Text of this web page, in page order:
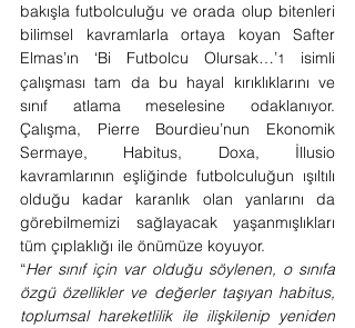
bakışla futbolculuğu ve orada olup bitenleri
bilimsel kavramlarla ortaya koyan Safter
Elmas’ın ‘Bi Futbolcu Olursak…’1
isimli
çalışması tam da bu hayal kırıklıklarını ve
sınıf atlama meselesine odaklanıyor.
Çalışma, Pierre Bourdieu’nun Ekonomik
Sermaye, Habitus, Doxa, İllusio
kavramlarının eşliğinde futbolculuğun ışıltılı
olduğu kadar karanlık olan yanlarını da
görebilmemizi sağlayacak yaşanmışlıkları
tüm çıplaklığı ile önümüze koyuyor.
“Her sınıf için var olduğu söylenen, o sınıfa
özgü özellikler ve değerler taşıyan habitus,
toplumsal hareketlilik ile ilişkilenip yeniden